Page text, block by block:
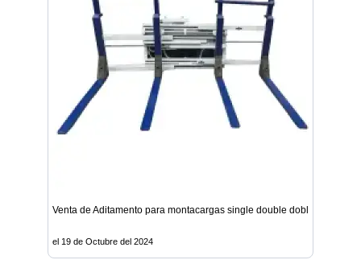
Venta de Aditamento para montacargas single double doble uña -
el 19 de Octubre del 2024